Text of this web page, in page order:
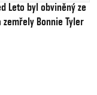
Leto byl obviněný ze
Bonnie Tyler